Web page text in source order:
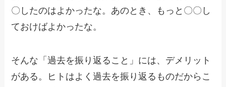
〇したのはよかったな。あのとき、もっと〇〇し
ておけばよかったな。
そんな「過去を振り返ること」には、デメリット
がある。ヒトはよく過去を振り返るものだからこ